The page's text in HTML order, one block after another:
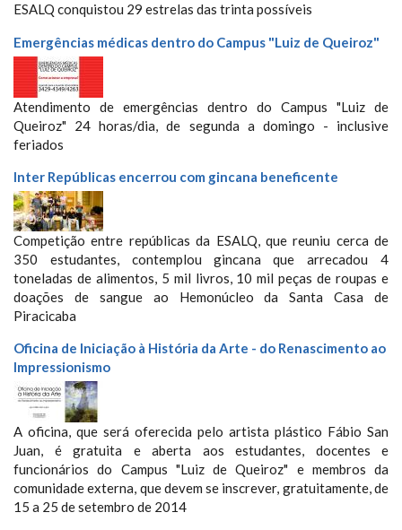
ESALQ conquistou 29 estrelas das trinta possíveis
Emergências médicas dentro do Campus "Luiz de Queiroz"
Atendimento de emergências dentro do Campus "Luiz de
Queiroz" 24 horas/dia, de segunda a domingo - inclusive
feriados
Inter Repúblicas encerrou com gincana beneficente
Competição entre repúblicas da ESALQ, que reuniu cerca de
350 estudantes, contemplou gincana que arrecadou 4
toneladas de alimentos, 5 mil livros, 10 mil peças de roupas e
doações de sangue ao Hemonúcleo da Santa Casa de
Piracicaba
Oficina de Iniciação à História da Arte - do Renascimento ao
Impressionismo
A oficina, que será oferecida pelo artista plástico Fábio San
Juan, é gratuita e aberta aos estudantes, docentes e
funcionários do Campus "Luiz de Queiroz" e membros da
comunidade externa, que devem se inscrever, gratuitamente, de
15 a 25 de setembro de 2014